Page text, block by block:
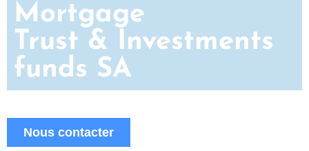
Mortgage
Trust & Investments
funds SA
Nous contacter